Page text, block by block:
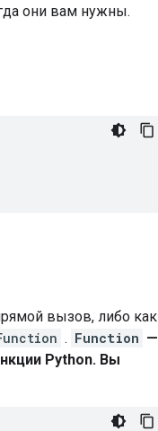
они вам нужны.
вызов, либо как
. Function —
Python. Вы